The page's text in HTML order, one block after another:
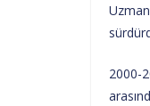
2000-